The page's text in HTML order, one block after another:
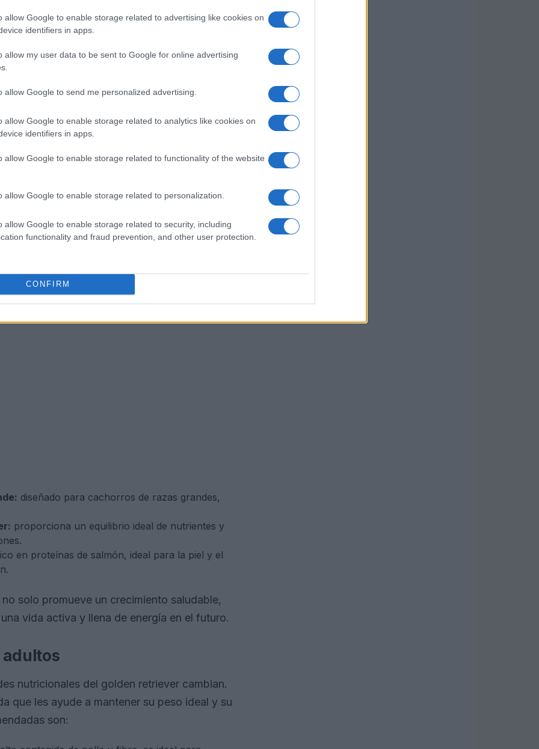
allow Google to enable storage related to advertising like cookies on
identifiers in apps.
allow my user data to be sent to Google for online advertising
allow Google to send me personalized advertising.
allow Google to enable storage related to analytics like cookies on
identifiers in apps.
allow Google to enable storage related to functionality of the website
allow Google to enable storage related to personalization.
allow Google to enable storage related to security, including
functionality and fraud prevention, and other user protection.
CONFIRM
3 y omega-6 son fundamentales para un
y avena son buenas fuentes de energía.
y minerales esenciales.
alimentos son peligrosos para ellos, como
Mantener estos alimentos fuera de su
cachorro
golden retriever necesitan una dieta que
debe contener altas cantidades de proteínas
fortalecer sus huesos. Algunos de los
diseñado para cachorros de razas grandes,
proporciona un equilibrio ideal de nutrientes y
en proteínas de salmón, ideal para la piel y el
solo promueve un crecimiento saludable,
vida activa y llena de energía en el futuro.
nutricionales del golden retriever cambian.
que les ayude a mantener su peso ideal y su
son: